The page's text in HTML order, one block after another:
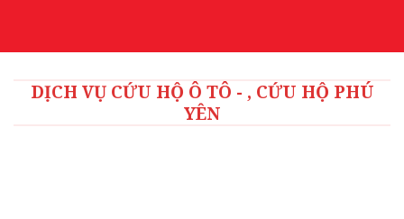
DỊCH VỤ CỨU HỘ Ô TÔ - , CỨU HỘ PHÚ
YÊN